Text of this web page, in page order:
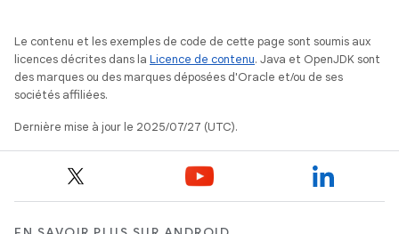
Le contenu et les exemples de code de cette page sont soumis aux
licences décrites dans la Licence de contenu. Java et OpenJDK sont
des marques ou des marques déposées d'Oracle et/ou de ses
sociétés affiliées.
Dernière mise à jour le 2025/07/27 (UTC).